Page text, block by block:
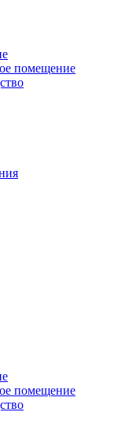
помещение
помещение